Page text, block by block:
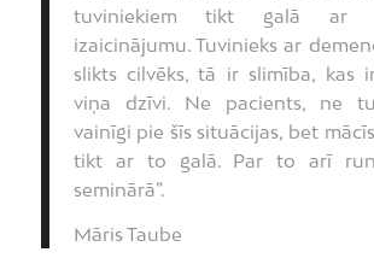
tuviniekiem tikt galā ar
izaicinājumu. Tuvinieks ar
slikts cilvēks, tā ir slimība, kas
viņa dzīvi. Ne pacients, ne
vainīgi pie šīs situācijas, bet
tikt ar to galā. Par to arī
seminārā”.
Māris Taube